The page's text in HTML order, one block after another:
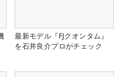
最新モデル『FJクオンタム』
を石井良介プロがチェック